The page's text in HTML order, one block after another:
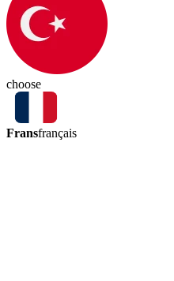
choose
Fransfrançais